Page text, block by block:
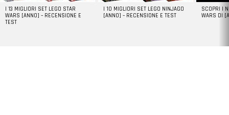
I 13 MIGLIORI SET LEGO STAR
WARS [ANNO] – RECENSIONE E
TEST
I 10 MIGLIORI SET LEGO NINJAGO
[ANNO] – RECENSIONE E TEST
SCOPRI I
WARS DI